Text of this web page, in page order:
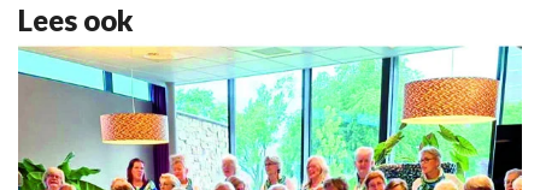
Lees ook